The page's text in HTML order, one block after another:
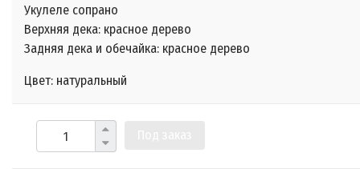
Укулеле сопрано
Верхняя дека: красное дерево
Задняя дека и обечайка: красное дерево
Цвет: натуральный